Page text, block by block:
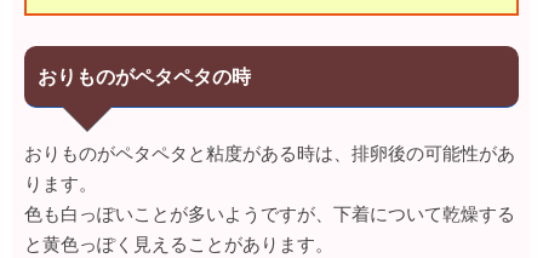
おりものがペタペタの時
おりものがペタペタと粘度がある時は、排卵後の可能性があ
ります。
色も白っぽいことが多いようですが、下着について乾燥する
と黄色っぽく見えることがあります。